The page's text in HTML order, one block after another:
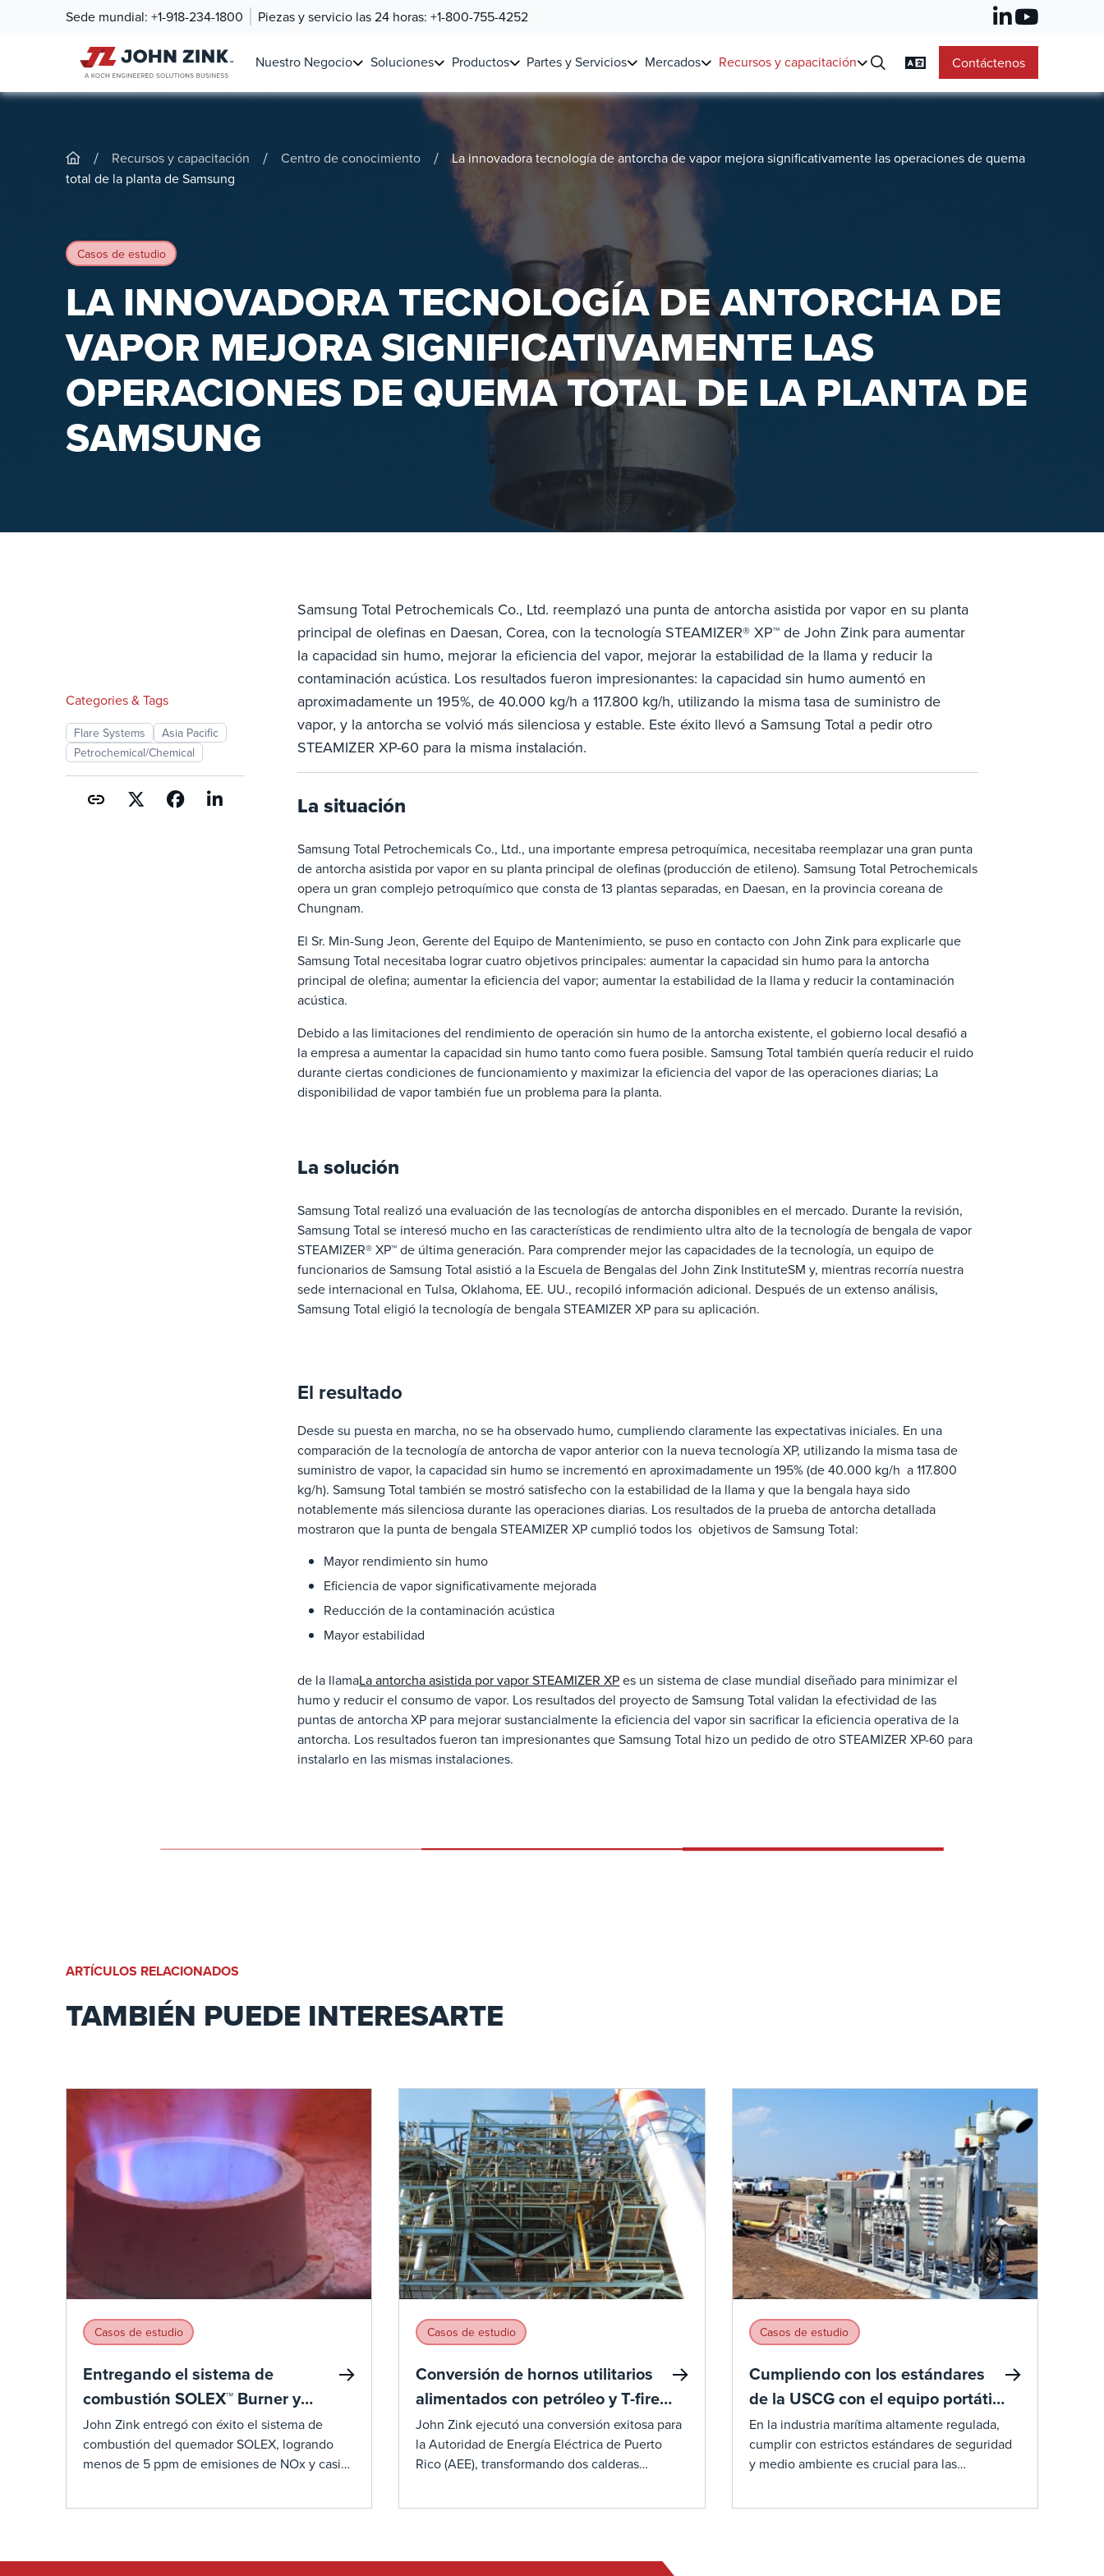
Sede mundial: +1-918-234-1800 Piezas y servicio las 24 horas: +1-800-755-4252
Nuestro Negocio Soluciones Productos Partes y Servicios Mercados Recursos y capacitación Contáctenos
/ Recursos y capacitación / Centro de conocimiento /
La innovadora tecnología de antorcha de vapor mejora significativamente las operaciones de quema
total de la planta de Samsung
Casos de estudio
LA INNOVADORA TECNOLOGÍA DE ANTORCHA DE
VAPOR MEJORA SIGNIFICATIVAMENTE LAS
OPERACIONES DE QUEMA TOTAL DE LA PLANTA DE
SAMSUNG
Categories & Tags
Flare Systems
Asia Pacific
Petrochemical/Chemical
Samsung Total Petrochemicals Co., Ltd. reemplazó una punta de antorcha asistida por vapor en su planta
principal de olefinas en Daesan, Corea, con la tecnología STEAMIZER® XP™ de John Zink para aumentar
la capacidad sin humo, mejorar la eficiencia del vapor, mejorar la estabilidad de la llama y reducir la
contaminación acústica. Los resultados fueron impresionantes: la capacidad sin humo aumentó en
aproximadamente un 195%, de 40.000 kg/h a 117.800 kg/h, utilizando la misma tasa de suministro de
vapor, y la antorcha se volvió más silenciosa y estable. Este éxito llevó a Samsung Total a pedir otro
STEAMIZER XP-60 para la misma instalación.
La situación
Samsung Total Petrochemicals Co., Ltd., una importante empresa petroquímica, necesitaba reemplazar una gran punta
de antorcha asistida por vapor en su planta principal de olefinas (producción de etileno). Samsung Total Petrochemicals
opera un gran complejo petroquímico que consta de 13 plantas separadas, en Daesan, en la provincia coreana de
Chungnam.
El Sr. Min-Sung Jeon, Gerente del Equipo de Mantenimiento, se puso en contacto con John Zink para explicarle que
Samsung Total necesitaba lograr cuatro objetivos principales: aumentar la capacidad sin humo para la antorcha
principal de olefina; aumentar la eficiencia del vapor; aumentar la estabilidad de la llama y reducir la contaminación
acústica.
Debido a las limitaciones del rendimiento de operación sin humo de la antorcha existente, el gobierno local desafió a
la empresa a aumentar la capacidad sin humo tanto como fuera posible. Samsung Total también quería reducir el ruido
durante ciertas condiciones de funcionamiento y maximizar la eficiencia del vapor de las operaciones diarias; La
disponibilidad de vapor también fue un problema para la planta.
La solución
Samsung Total realizó una evaluación de las tecnologías de antorcha disponibles en el mercado. Durante la revisión,
Samsung Total se interesó mucho en las características de rendimiento ultra alto de la tecnología de bengala de vapor
STEAMIZER® XP™ de última generación. Para comprender mejor las capacidades de la tecnología, un equipo de
funcionarios de Samsung Total asistió a la Escuela de Bengalas del John Zink InstituteSM y, mientras recorría nuestra
sede internacional en Tulsa, Oklahoma, EE. UU., recopiló información adicional. Después de un extenso análisis,
Samsung Total eligió la tecnología de bengala STEAMIZER XP para su aplicación.
El resultado
Desde su puesta en marcha, no se ha observado humo, cumpliendo claramente las expectativas iniciales. En una
comparación de la tecnología de antorcha de vapor anterior con la nueva tecnología XP, utilizando la misma tasa de
suministro de vapor, la capacidad sin humo se incrementó en aproximadamente un 195% (de 40.000 kg/h a 117.800
kg/h). Samsung Total también se mostró satisfecho con la estabilidad de la llama y que la bengala haya sido
notablemente más silenciosa durante las operaciones diarias. Los resultados de la prueba de antorcha detallada
mostraron que la punta de bengala STEAMIZER XP cumplió todos los objetivos de Samsung Total:
Mayor rendimiento sin humo
Eficiencia de vapor significativamente mejorada
Reducción de la contaminación acústica
Mayor estabilidad
de la llamaLa antorcha asistida por vapor STEAMIZER XPes un sistema de clase mundial diseñado para minimizar el
humo y reducir el consumo de vapor. Los resultados del proyecto de Samsung Total validan la efectividad de las
puntas de antorcha XP para mejorar sustancialmente la eficiencia del vapor sin sacrificar la eficiencia operativa de la
antorcha. Los resultados fueron tan impresionantes que Samsung Total hizo un pedido de otro STEAMIZER XP-60 para
instalarlo en las mismas instalaciones.
ARTÍCULOS RELACIONADOS
TAMBIÉN PUEDE INTERESARTE
Casos de estudio
Entregando el sistema de
combustión SOLEX™ Burner y
reduciendo las emisiones
John Zink entregó con éxito el sistema de
combustión del quemador SOLEX, logrando
menos de 5 ppm de emisiones de NOx y casi
John Zink para calentadores de proceso en
Casos de estudio
Conversión de hornos utilitarios
alimentados con petróleo y T-fired
a gas y petróleo
John Zink ejecutó una conversión exitosa para
la Autoridad de Energía Eléctrica de Puerto
Rico (AEE), transformando dos calderas
válvulas de seguridad y patines reguladores de
Casos de estudio
Cumpliendo con los estándares
de la USCG con el equipo portátil
de control de vapor marino de
John Zink
En la industria marítima altamente regulada,
cumplir con estrictos estándares de seguridad
y medio ambiente es crucial para las